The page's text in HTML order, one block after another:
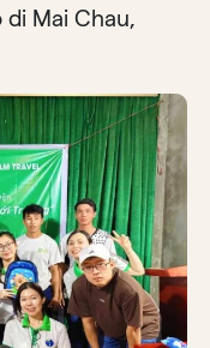
Mai Chau,